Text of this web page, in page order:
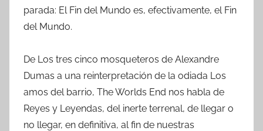
parada: El Fin del Mundo es, efectivamente, el Fin
del Mundo.
De Los tres cinco mosqueteros de Alexandre
Dumas a una reinterpretación de la odiada Los
amos del barrio, The Worlds End nos habla de
Reyes y Leyendas, del inerte terrenal, de llegar o
no llegar, en definitiva, al fin de nuestras